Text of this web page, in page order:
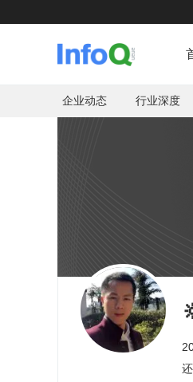
企业动态 行业深度